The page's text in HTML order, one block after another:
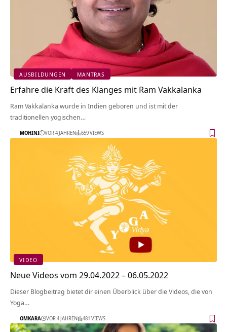
AUSBILDUNGEN MANTRAS
Erfahre die Kraft des Klanges mit Ram Vakkalanka
Ram Vakkalanka wurde in Indien geboren und ist mit der
traditionellen yogischen…
MOHINI VOR 4 JAHREN 659 VIEWS
VIDEO
Neue Videos vom 29.04.2022 – 06.05.2022
Dieser Blogbeitrag bietet dir einen Überblick über die Videos, die von
Yoga…
OMKARA VOR 4 JAHREN 481 VIEWS